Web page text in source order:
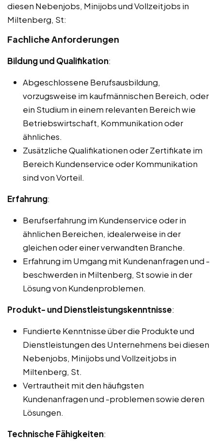
diesen Nebenjobs, Minijobs und Vollzeitjobs in
Miltenberg, St:
Fachliche Anforderungen
Bildung und Qualifikation:
Abgeschlossene Berufsausbildung,
vorzugsweise im kaufmännischen Bereich, oder
ein Studium in einem relevanten Bereich wie
Betriebswirtschaft, Kommunikation oder
ähnliches.
Zusätzliche Qualifikationen oder Zertifikate im
Bereich Kundenservice oder Kommunikation
sind von Vorteil.
Erfahrung:
Berufserfahrung im Kundenservice oder in
ähnlichen Bereichen, idealerweise in der
gleichen oder einer verwandten Branche.
Erfahrung im Umgang mit Kundenanfragen und -
beschwerden in Miltenberg, St sowie in der
Lösung von Kundenproblemen.
Produkt- und Dienstleistungskenntnisse:
Fundierte Kenntnisse über die Produkte und
Dienstleistungen des Unternehmens bei diesen
Nebenjobs, Minijobs und Vollzeitjobs in
Miltenberg, St.
Vertrautheit mit den häufigsten
Kundenanfragen und -problemen sowie deren
Lösungen.
Technische Fähigkeiten: